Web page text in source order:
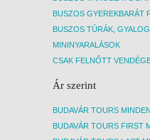
MININYARALÁSOK
Ár szerint